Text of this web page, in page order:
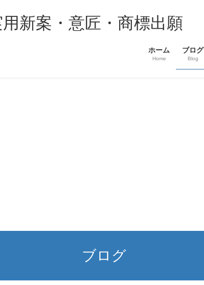
新案・意匠・商標出願
ホーム
Home
ブログ
Blog
ブログ